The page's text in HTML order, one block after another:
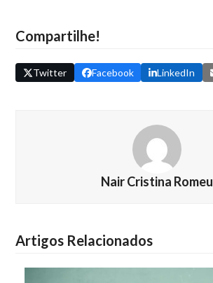
Compartilhe!
Twitter Facebook LinkedIn
Nair Cristina Romeu
Artigos Relacionados